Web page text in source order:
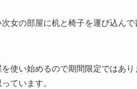
女の部屋に机と椅子を運び込ん
使い始めるので期間限定ではあ
ています。